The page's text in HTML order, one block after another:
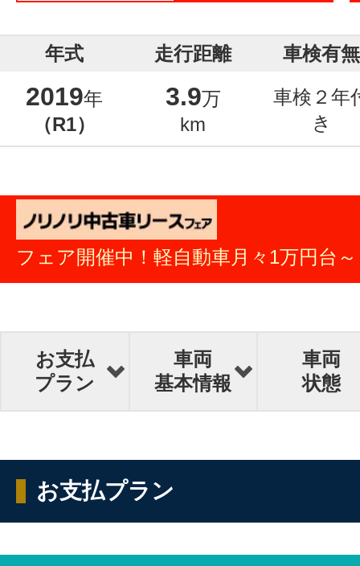
年式 走行距離 車検有無
2019年
（R1）
3.9万
km
車検２年
き
フェア開催中！軽自動車月々1万円台～
お支払
プラン
車両
基本情報
車両
状態
お支払プラン